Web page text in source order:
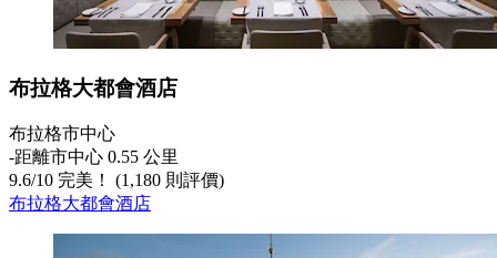
布拉格大都會酒店
布拉格市中心
‐距離市中心 0.55 公里
9.6/10 完美！ (1,180 則評價)
布拉格大都會酒店